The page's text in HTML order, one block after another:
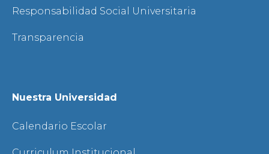
Responsabilidad Social Universitaria
Transparencia
Nuestra Universidad
Calendario Escolar